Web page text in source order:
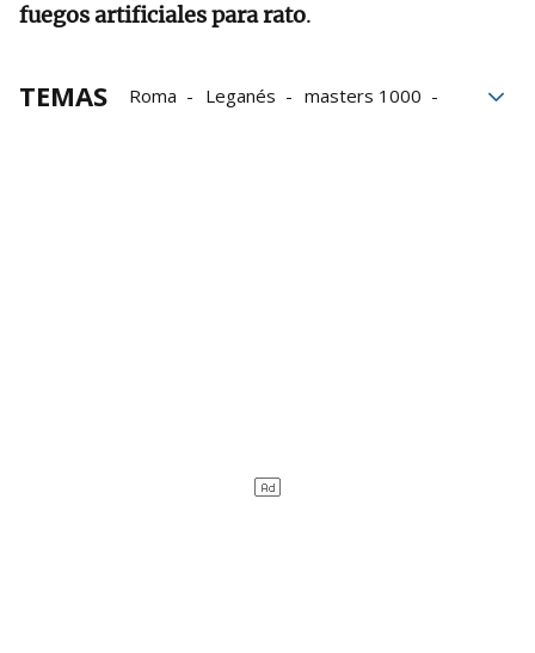
fuegos artificiales para rato.
TEMAS Roma Leganés
masters 1000